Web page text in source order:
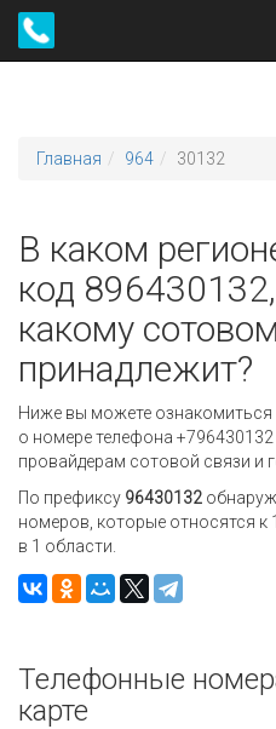
Главная 964 30132
В каком
код
какому
принадлежит?
Ниже вы можете
о номере телефона
провайдерам сотовой связи и
По префиксу 96430132
номеров, которые относятся к
в 1 области.
Телефонные
карте